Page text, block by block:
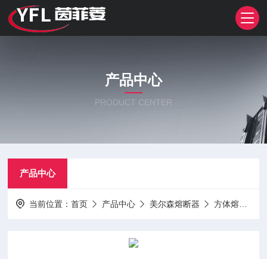
产品中心
PRODUCT CENTER
产品中心
当前位置：首页 产品中心 美尔森熔断器 方体熔断器